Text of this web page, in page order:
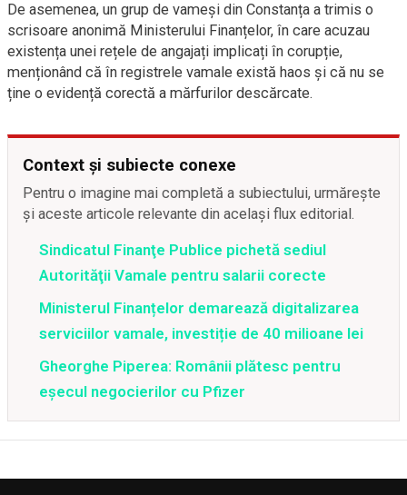
De asemenea, un grup de vameși din Constanța a trimis o
scrisoare anonimă Ministerului Finanțelor, în care acuzau
existența unei rețele de angajați implicați în corupție,
menționând că în registrele vamale există haos și că nu se
ține o evidență corectă a mărfurilor descărcate.
Context și subiecte conexe
Pentru o imagine mai completă a subiectului, urmărește
și aceste articole relevante din același flux editorial.
Sindicatul Finanţe Publice pichetă sediul
Autorităţii Vamale pentru salarii corecte
Ministerul Finanțelor demarează digitalizarea
serviciilor vamale, investiție de 40 milioane lei
Gheorghe Piperea: Românii plătesc pentru
eșecul negocierilor cu Pfizer